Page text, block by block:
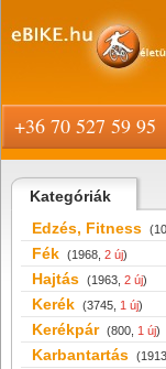
Kategóriák
Edzés, Fitness
Fék (1968, 2 új)
Hajtás (1963, 2 új)
Kerék (3745, 1 új)
Kerékpár (800, 1 új)
Karbantartás (1913,
+36 70 527 59 95